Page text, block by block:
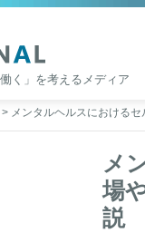
く」を考えるメディア
> メンタルヘルスにおける
メ
場
説